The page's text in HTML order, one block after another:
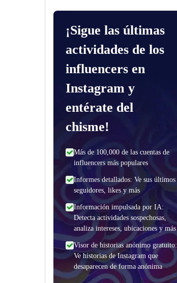
¡Sigue las últimas
actividades de los
influencers en
Instagram y
entérate del
chisme!
Más de 100,000 de las cuentas de
influencers más populares
Informes detallados: Ve sus últimos
seguidores, likes y más
Información impulsada por IA:
Detecta actividades sospechosas,
analiza intereses, ubicaciones y más
Visor de historias anónimo gratuito:
Ve historias de Instagram que
desaparecen de forma anónima